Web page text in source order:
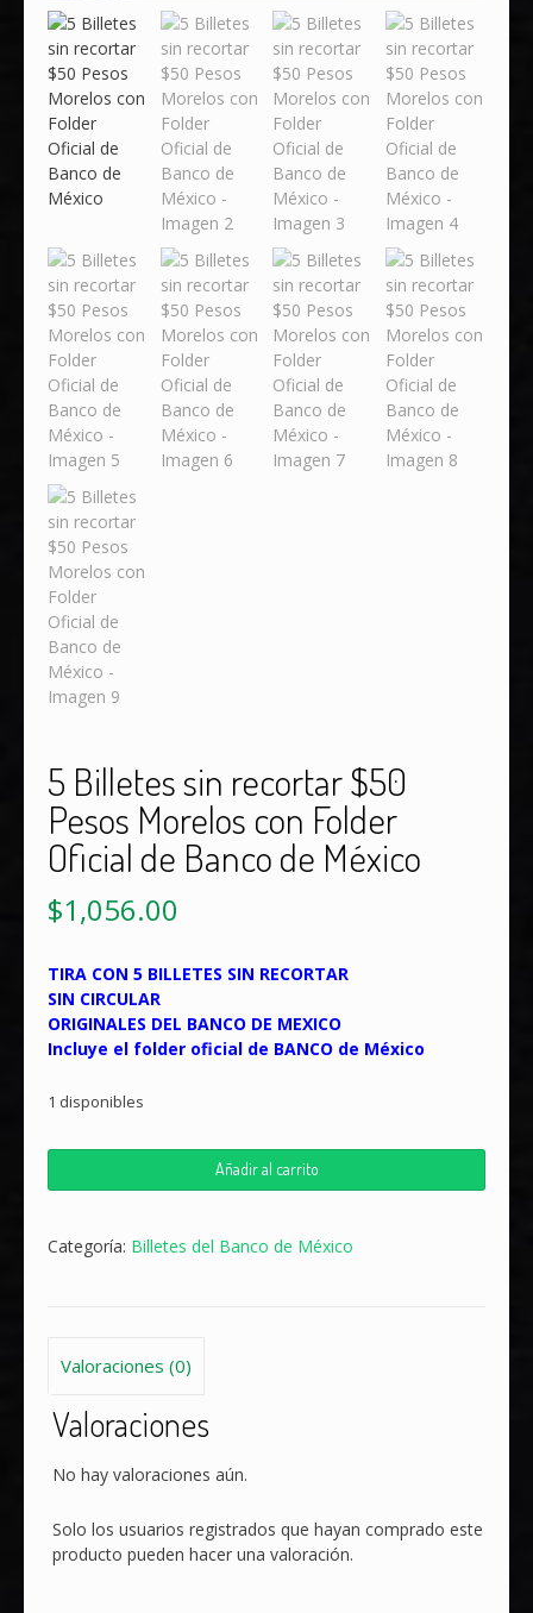
5 Billetes sin recortar $50
Pesos Morelos con Folder
Oficial de Banco de México
$1,056.00
TIRA CON 5 BILLETES SIN RECORTAR
SIN CIRCULAR
ORIGINALES DEL BANCO DE MEXICO
Incluye el folder oficial de BANCO de México
1 disponibles
Billetes
recortar
$50
Folder
de
Banco
México
Añadir al carrito
Categoría: Billetes del Banco de México
Valoraciones (0)
Valoraciones
No hay valoraciones aún.
Solo los usuarios registrados que hayan comprado este
producto pueden hacer una valoración.